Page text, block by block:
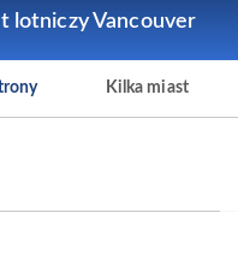
lotniczy Vancouver
Kilka miast